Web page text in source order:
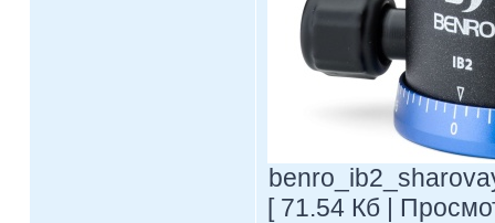
[ 71.54 Кб |